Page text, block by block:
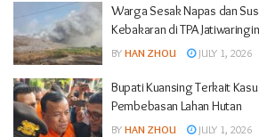
Warga Sesak Napas dan
Kebakaran di TPA Jatiwaringin
BY HAN ZHOU JULY 1, 2026
Bupati Kuansing Terkait
Pembebasan Lahan Hutan
BY HAN ZHOU JULY 1, 2026